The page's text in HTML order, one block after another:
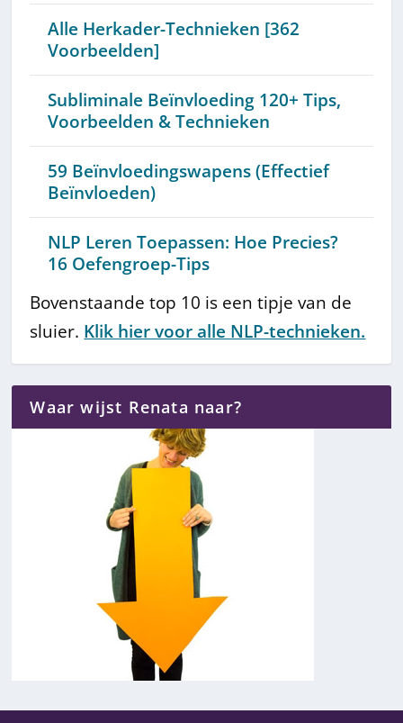
Alle Herkader-Technieken [362
Voorbeelden]
Subliminale Beïnvloeding 120+ Tips,
Voorbeelden & Technieken
59 Beïnvloedingswapens (Effectief
Beïnvloeden)
NLP Leren Toepassen: Hoe Precies?
16 Oefengroep-Tips
Bovenstaande top 10 is een tipje van de
sluier. Klik hier voor alle NLP-technieken.
Waar wijst Renata naar?